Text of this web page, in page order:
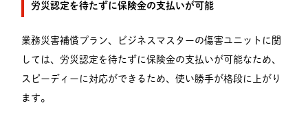
労災認定を待たずに保険金の支払いが可能
業務災害補償プラン、ビジネスマスターの傷害ユニットに関
しては、労災認定を待たずに保険金の支払いが可能なため、
スピーディーに対応ができるため、使い勝手が格段に上がり
ます。